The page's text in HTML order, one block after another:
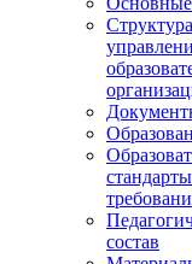
состав